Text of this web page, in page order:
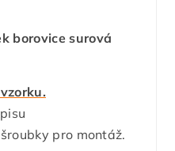
borovice surová
pro montáž.